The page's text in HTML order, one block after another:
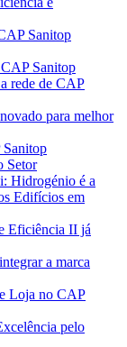
Sanitop
Sanitop
rede de CAP
para melhor
Sanitop
Setor
Hidrogénio é a
Edifícios em
Eficiência II já
a marca
Loja no CAP
pelo